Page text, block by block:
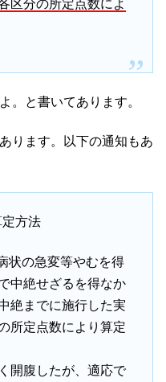
区分の所定点数によ
。と書いてあります。
ります。以下の通知もあ
方法
状の急変等やむを得
中絶せざるを得なか
絶までに施行した実
所定点数により算定
開腹したが、適応で